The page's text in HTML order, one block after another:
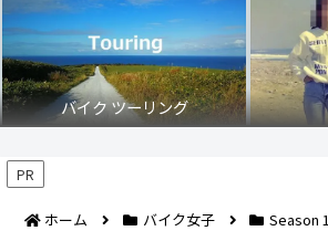
バイク ツーリング
PR
ホーム バイク女子 Season 1